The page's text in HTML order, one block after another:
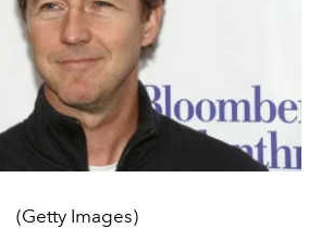
(Getty Images)